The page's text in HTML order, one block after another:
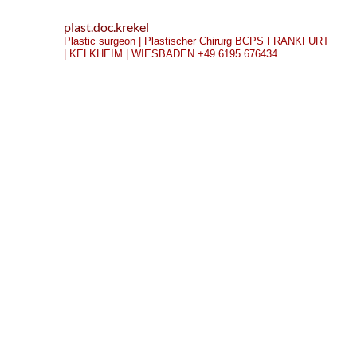
plast.doc.krekel
Plastic surgeon | Plastischer Chirurg BCPS FRANKFURT
| KELKHEIM | WIESBADEN +49 6195 676434